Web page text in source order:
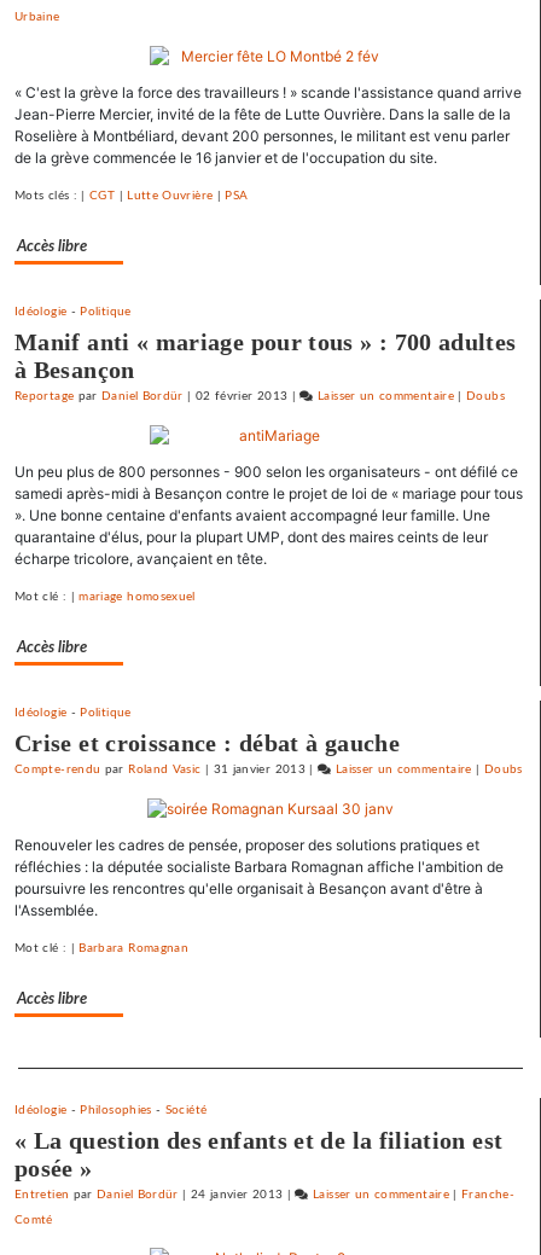
un
appel
pour
Urbaine
« C'est la grève la force des travailleurs ! » scande l'assistance quand arrive
Jean-Pierre Mercier, invité de la fête de Lutte Ouvrière. Dans la salle de la
Roselière à Montbéliard, devant 200 personnes, le militant est venu parler
de la grève commencée le 16 janvier et de l'occupation du site.
Mots clés : |CGT Lutte Ouvrière PSA
Accès libre
Idéologie - Politique
Manif anti « mariage pour tous » : 700 adultes
à Besançon
Reportage par Daniel Bordür 02 février 2013 | Laisser un commentaire on
signe
un
appel
Doubs
Un peu plus de 800 personnes - 900 selon les organisateurs - ont défilé ce
samedi après-midi à Besançon contre le projet de loi de « mariage pour tous
». Une bonne centaine d'enfants avaient accompagné leur famille. Une
quarantaine d'élus, pour la plupart UMP, dont des maires ceints de leur
écharpe tricolore, avançaient en tête.
Mot clé : |mariage homosexuel
Accès libre
Idéologie - Politique
Crise et croissance : débat à gauche
Compte-rendu par Roland Vasic 31 janvier 2013| Laisser un commentaire on
signe
un
appel
Doubs
Renouveler les cadres de pensée, proposer des solutions pratiques et
réfléchies : la députée socialiste Barbara Romagnan affiche l'ambition de
poursuivre les rencontres qu'elle organisait à Besançon avant d'être à
l'Assemblée.
Mot clé : | Barbara Romagnan
Accès libre
Idéologie - Philosophies - Société
« La question des enfants et de la filiation est
posée »
Entretien par Daniel Bordür 24 janvier 2013 | Laisser un commentaire onFranche-
Comté